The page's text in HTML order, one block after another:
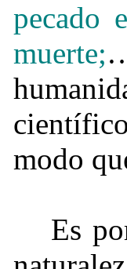
pecado
muerte;
modo
Es